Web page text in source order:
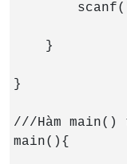
    }
}
///Hàm
main(){